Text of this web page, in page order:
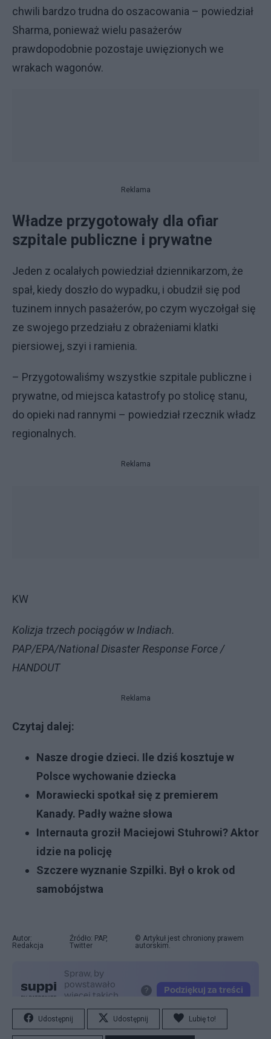
chwili bardzo trudna do oszacowania – powiedział
Sharma, ponieważ wielu pasażerów
prawdopodobnie pozostaje uwięzionych we
wrakach wagonów.
Reklama
Władze przygotowały dla ofiar
szpitale publiczne i prywatne
Jeden z ocalałych powiedział dziennikarzom, że
spał, kiedy doszło do wypadku, i obudził się pod
tuzinem innych pasażerów, po czym wyczołgał się
ze swojego przedziału z obrażeniami klatki
piersiowej, szyi i ramienia.
– Przygotowaliśmy wszystkie szpitale publiczne i
prywatne, od miejsca katastrofy po stolicę stanu,
do opieki nad rannymi – powiedział rzecznik władz
regionalnych.
Reklama
KW
Kolizja trzech pociągów w Indiach.
PAP/EPA/National Disaster Response Force /
HANDOUT
Reklama
Czytaj dalej:
Nasze drogie dzieci. Ile dziś kosztuje w
Polsce wychowanie dziecka
Morawiecki spotkał się z premierem
Kanady. Padły ważne słowa
Internauta groził Maciejowi Stuhrowi? Aktor
idzie na policję
Szczere wyznanie Szpilki. Był o krok od
samobójstwa
Autor:
Redakcja
Źródło: PAP,
Twitter
© Artykuł jest chroniony prawem
autorskim.
Udostępnij Udostępnij Lubię to!